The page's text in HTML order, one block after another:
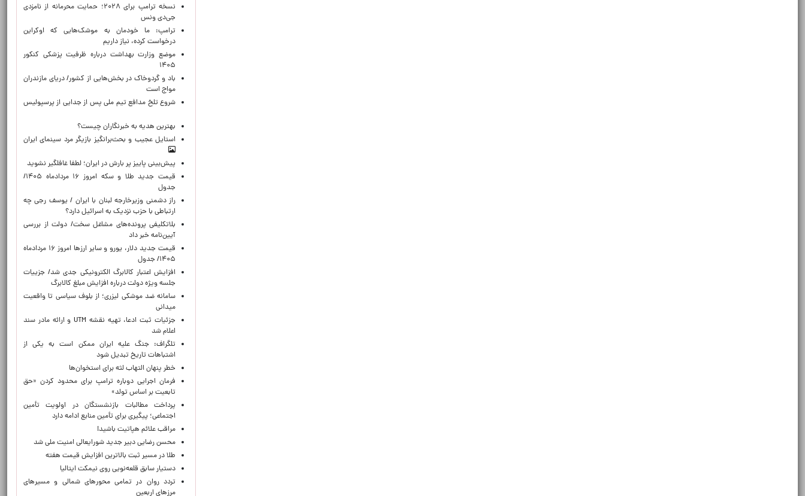
نسخه ترامپ برای ۲۰۲۸؛ حمایت محرمانه از نامزدی
جی‌دی ونس
ترامپ: ما خودمان به موشک‌هایی که اوکراین
درخواست کرده، نیاز داریم
موضع وزارت بهداشت درباره ظرفیت پزشکی کنکور
۱۴۰۵
باد و گردوخاک در بخش‌هایی از کشور/ دریای مازندران
مواج است
شروع تلخ مدافع تیم ملی پس از جدایی از پرسپولیس
بهترین هدیه به خبرنگاران چیست؟
استایل عجیب و بحث‌برانگیز بازیگر مرد سینمای ایران
پیش‌بینی پاییز پر بارش در ایران؛ لطفا غافلگیر نشوید
قیمت جدید طلا و سکه امروز ۱۶ مردادماه ۱۴۰۵/
جدول
راز دشمنی وزیرخارجه لبنان با ایران / یوسف رجی چه
ارتباطی با حزب نزدیک به اسرائیل دارد؟
بلاتکلیفی پرونده‌های مشاغل سخت/ دولت از بررسی
آیین‌نامه خبر داد
قیمت جدید دلار، یورو و سایر ارزها امروز ۱۶ مردادماه
۱۴۰۵/ جدول
افزایش اعتبار کالابرگ الکترونیکی جدی شد/ جزییات
جلسه ویژه دولت درباره افزایش مبلغ کالابرگ
سامانه ضد موشکی لیزری؛ از بلوف سیاسی تا واقعیت
میدانی
جزئیات ثبت ادعا، تهیه نقشه UTM و ارائه مادر سند
اعلام شد
تلگراف: جنگ علیه ایران ممکن است به یکی از
اشتباهات تاریخ تبدیل شود
خطر پنهان التهاب لثه برای استخوان‌ها
فرمان اجرایی دوباره ترامپ برای محدود کردن «حق
تابعیت بر اساس تولد»
پرداخت مطالبات بازنشستگان در اولویت تأمین
اجتماعی؛ پیگیری برای تأمین منابع ادامه دارد
مراقب علائم هپاتیت باشید!
محسن رضایی دبیر جدید شورایعالی امنیت ملی شد
طلا در مسیر ثبت بالاترین افزایش قیمت هفته
دستیار سابق قلعه‌نویی روی نیمکت ایتالیا
تردد روان در تمامی محورهای شمالی و مسیرهای
مرزهای اربعین